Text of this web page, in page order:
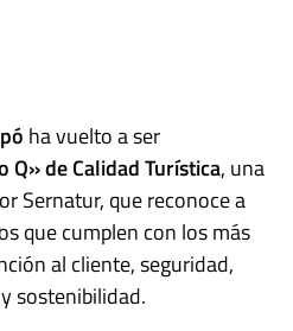
ha vuelto a ser
Q» de Calidad Turística, una
Sernatur, que reconoce a
que cumplen con los más
al cliente, seguridad,
sostenibilidad.